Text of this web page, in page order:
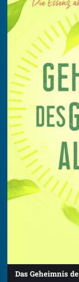
Das Geheimnis